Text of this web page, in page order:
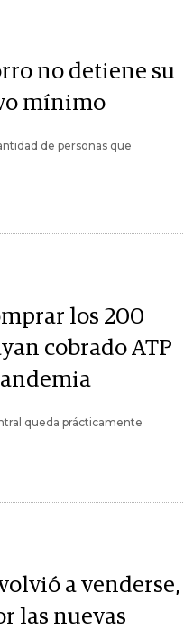
no detiene su
mínimo
de personas que
los 200
cobrado ATP
queda prácticamente
a venderse,
las nuevas